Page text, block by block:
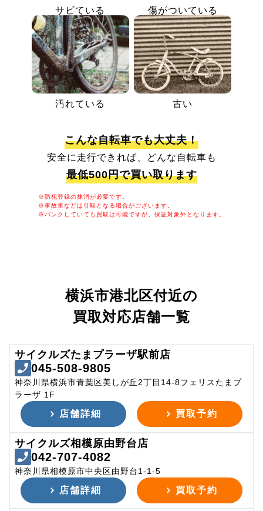
サビている 傷がついている
汚れている 古い
こんな自転車でも大丈夫！
安全に走行できれば、どんな自転車も
最低500円で買い取ります
※防犯登録の抹消が必要です。
※事故車などは引取となる場合がございます。
※パンクしていても買取は可能ですが、保証対象外となります。
横浜市港北区付近の
買取対応店舗一覧
サイクルズたまプラーザ駅前店
045-508-9805
神奈川県横浜市青葉区美しが丘2丁目14-8フェリスたまプ
ラーザ 1F
店舗詳細 買取予約
サイクルズ相模原由野台店
042-707-4082
神奈川県相模原市中央区由野台1-1-5
店舗詳細 買取予約